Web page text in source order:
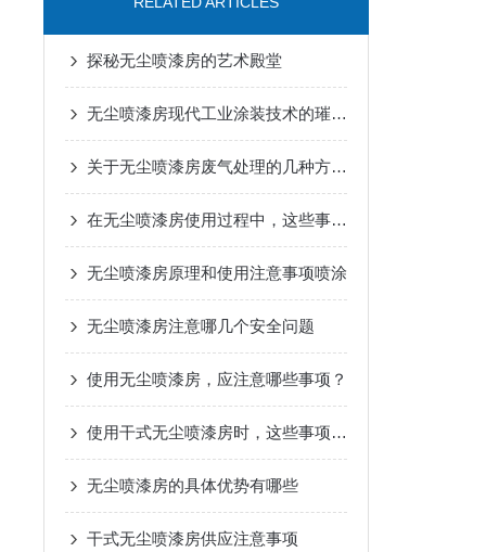
探秘无尘喷漆房的艺术殿堂
无尘喷漆房现代工业涂装技术的璀璨明珠
关于无尘喷漆房废气处理的几种方法介绍
在无尘喷漆房使用过程中，这些事项得牢记
无尘喷漆房原理和使用注意事项喷涂
无尘喷漆房注意哪几个安全问题
使用无尘喷漆房，应注意哪些事项？
使用干式无尘喷漆房时，这些事项要牢记！
无尘喷漆房的具体优势有哪些
干式无尘喷漆房供应注意事项